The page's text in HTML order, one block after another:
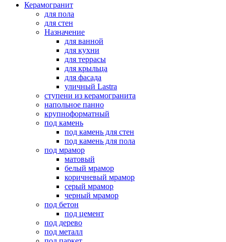
Керамогранит
для пола
для стен
Назначение
для ванной
для кухни
для террасы
для крыльца
для фасада
уличный Lastra
ступени из керамогранита
напольное панно
крупноформатный
под камень
под камень для стен
под камень для пола
под мрамор
матовый
белый мрамор
коричневый мрамор
серый мрамор
черный мрамор
под бетон
под цемент
под дерево
под металл